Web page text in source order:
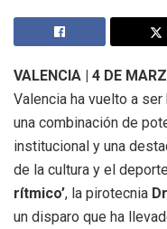
VALENCIA | 4 DE
Valencia ha vuelto a
una combinación de
institucional y una
de la cultura y el
rítmico’, la pirotecnia
un disparo que ha